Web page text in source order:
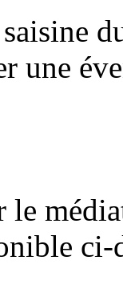
une
le
ci-